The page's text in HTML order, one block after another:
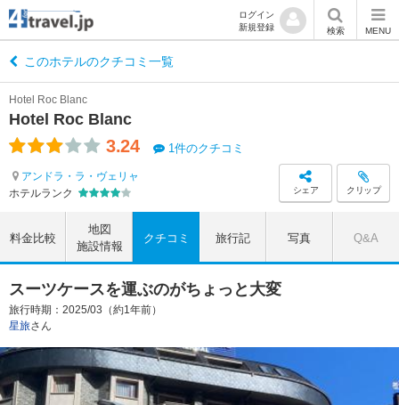
ログイン
新規登録
検索 MENU
このホテルのクチコミ一覧
Hotel Roc Blanc
Hotel Roc Blanc
3.24 1件のクチコミ
アンドラ・ラ・ヴェリャ
ホテルランク
シェア クリップ
料金比較
地図
施設情報
クチコミ 旅行記 写真 Q&A
スーツケースを運ぶのがちょっと大変
旅行時期：2025/03（約1年前）
星旅さん